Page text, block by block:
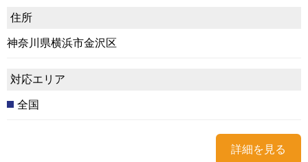
住所
神奈川県横浜市金沢区
対応エリア
全国
詳細を見る